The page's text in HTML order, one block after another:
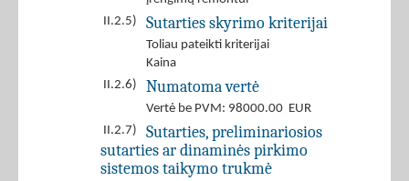
II.2.5)
Sutarties skyrimo kriterijai
Toliau pateikti kriterijai
Kaina
II.2.6)
Numatoma vertė
Vertė be PVM: 98000.00 EUR
II.2.7)
Sutarties, preliminariosios
sutarties ar dinaminės pirkimo
sistemos taikymo trukmė